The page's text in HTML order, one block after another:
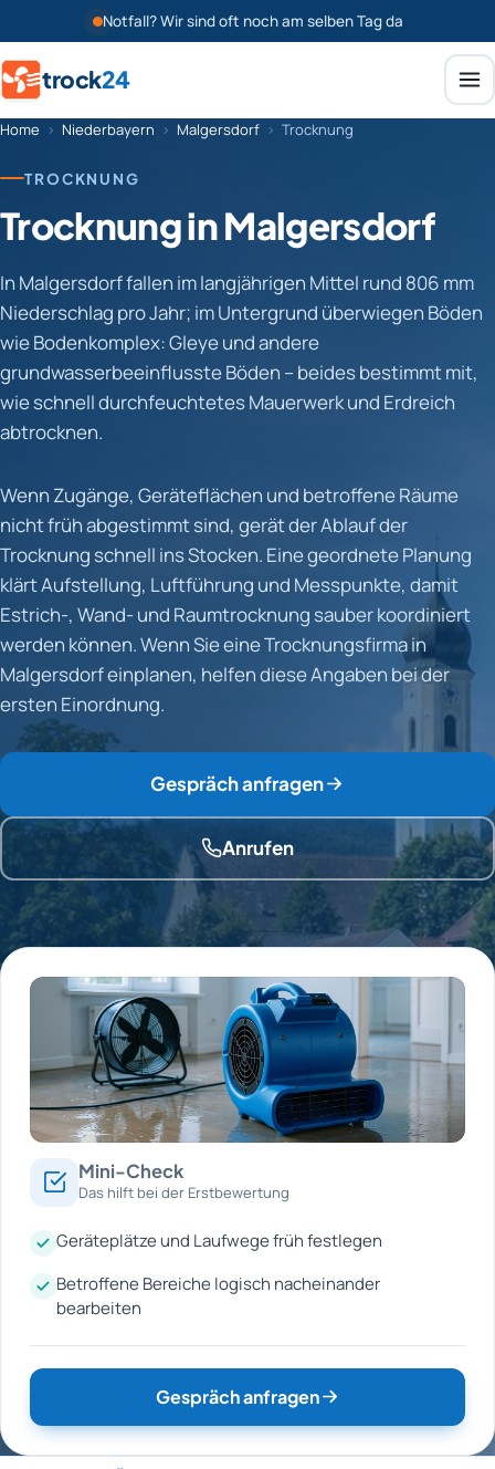
Notfall? Wir sind oft noch am selben Tag da
trock24
Home › Niederbayern › Malgersdorf › Trocknung
TROCKNUNG
Trocknung in Malgersdorf
In Malgersdorf fallen im langjährigen Mittel rund 806 mm
Niederschlag pro Jahr; im Untergrund überwiegen Böden
wie Bodenkomplex: Gleye und andere
grundwasserbeeinflusste Böden – beides bestimmt mit,
wie schnell durchfeuchtetes Mauerwerk und Erdreich
abtrocknen.
Wenn Zugänge, Geräteflächen und betroffene Räume
nicht früh abgestimmt sind, gerät der Ablauf der
Trocknung schnell ins Stocken. Eine geordnete Planung
klärt Aufstellung, Luftführung und Messpunkte, damit
Estrich-, Wand- und Raumtrocknung sauber koordiniert
werden können. Wenn Sie eine Trocknungsfirma in
Malgersdorf einplanen, helfen diese Angaben bei der
ersten Einordnung.
Gespräch anfragen
Anrufen
Mini-Check
Das hilft bei der Erstbewertung
Geräteplätze und Laufwege früh festlegen
Betroffene Bereiche logisch nacheinander
bearbeiten
Gespräch anfragen